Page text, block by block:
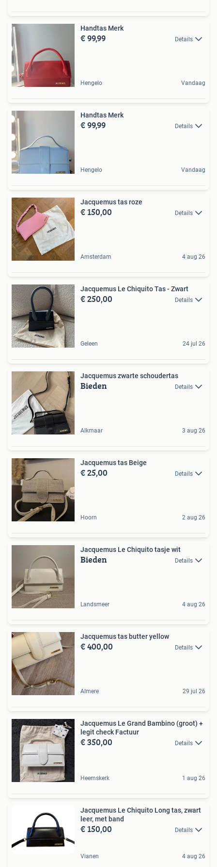
Handtas Merk
€ 99,99 Details
Hengelo Vandaag
Handtas Merk
€ 99,99 Details
Hengelo Vandaag
Jacquemus tas roze
€ 150,00 Details
Amsterdam 4 aug 26
Jacquemus Le Chiquito Tas - Zwart
€ 250,00 Details
Geleen 24 jul 26
Jacquemus zwarte schoudertas
Bieden Details
Alkmaar 3 aug 26
Jacquemus tas Beige
€ 25,00 Details
Hoorn 2 aug 26
Jacquemus Le Chiquito tasje wit
Bieden Details
Landsmeer 4 aug 26
Jacquemus tas butter yellow
€ 400,00 Details
Almere 29 jul 26
Jacquemus Le Grand Bambino (groot) +
legit check Factuur
€ 350,00 Details
Heemskerk 1 aug 26
Jacquemus Le Chiquito Long tas, zwart
leer, met band
€ 150,00 Details
Vianen 4 aug 26